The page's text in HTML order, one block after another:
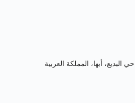
أبها، المملكة العربية